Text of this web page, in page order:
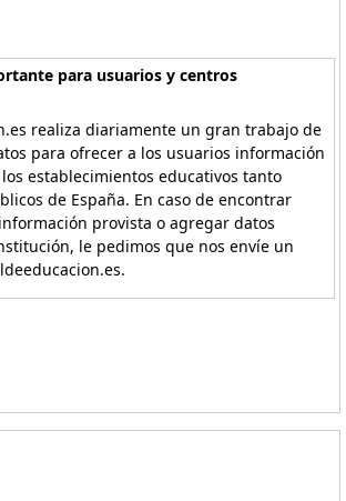
para usuarios y centros
realiza diariamente un gran trabajo de
para ofrecer a los usuarios información
establecimientos educativos tanto
de España. En caso de encontrar
provista o agregar datos
le pedimos que nos envíe un